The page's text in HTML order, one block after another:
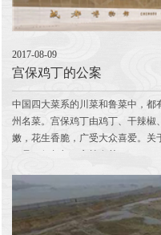
2017-08-09
宫保鸡丁的公案
中国四大菜系的川菜和鲁菜中，都
州名菜。宫保鸡丁由鸡丁、干辣
嫩，花生香脆，广受大众喜爱。关